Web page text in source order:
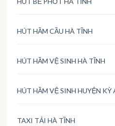
HÚT HẦM CẦU HÀ TĨNH
HÚT HẦM VỆ SINH HÀ TĨNH
HÚT HẦM VỆ SINH HUYỆN KỲ
TAXI TẢI HÀ TĨNH